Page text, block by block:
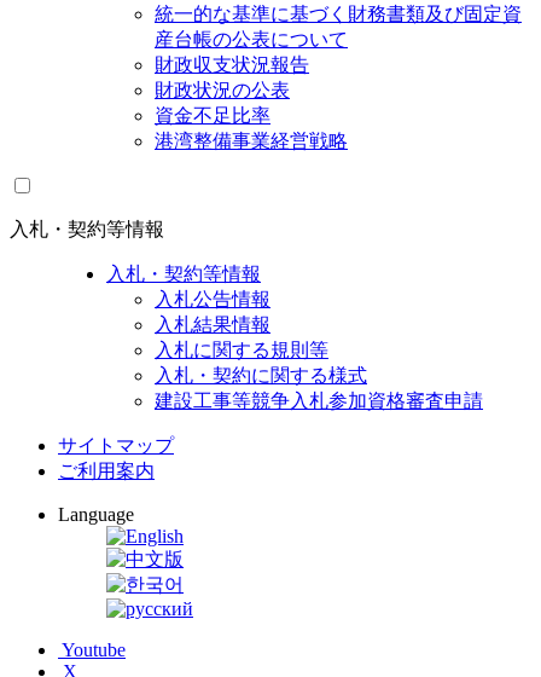
統一的な基準に基づく財務書類及び固定資
産台帳の公表について
財政収支状況報告
財政状況の公表
資金不足比率
港湾整備事業経営戦略
入札・契約等情報
入札・契約等情報
入札公告情報
入札結果情報
入札に関する規則等
入札・契約に関する様式
建設工事等競争入札参加資格審査申請
サイトマップ
ご利用案内
Language
Youtube
X